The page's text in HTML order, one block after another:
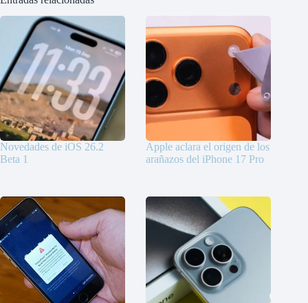
Novedades de iOS 26.2
Beta 1
Apple aclara el origen de los
arañazos del iPhone 17 Pro